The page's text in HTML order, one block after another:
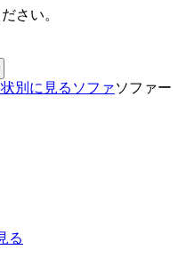
さい。
別に見る ソファソファー
る